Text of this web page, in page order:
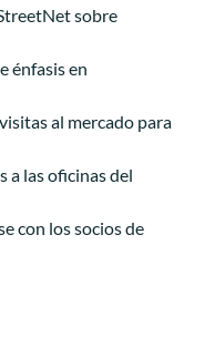
sobre
énfasis en
al mercado para
a las oficinas del
con los socios de